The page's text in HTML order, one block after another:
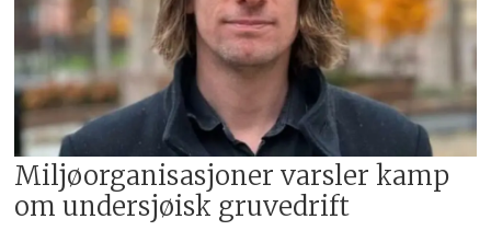
Miljøorganisasjoner varsler kamp
om undersjøisk gruvedrift